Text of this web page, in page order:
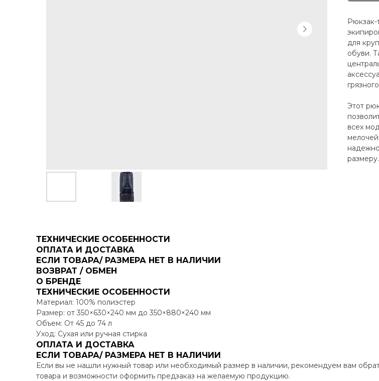
для
обуви.
Этот
всех
размеру.
ТЕХНИЧЕСКИЕ ОСОБЕННОСТИ
ОПЛАТА И ДОСТАВКА
ЕСЛИ ТОВАРА/ РАЗМЕРА НЕТ В НАЛИЧИИ
ВОЗВРАТ / ОБМЕН
О БРЕНДЕ
ТЕХНИЧЕСКИЕ ОСОБЕННОСТИ
Материал: 100% полиэстер
Размер: от 350×630×240 мм до 350×880×240 мм
Объем: От 45 до 74 л
Уход: Сухая или ручная стирка
ОПЛАТА И ДОСТАВКА
ЕСЛИ ТОВАРА/ РАЗМЕРА НЕТ В НАЛИЧИИ
Если вы не нашли нужный товар или необходимый размер в наличии, рекомендуем вам
товара и возможности оформить предзаказ на желаемую продукцию.